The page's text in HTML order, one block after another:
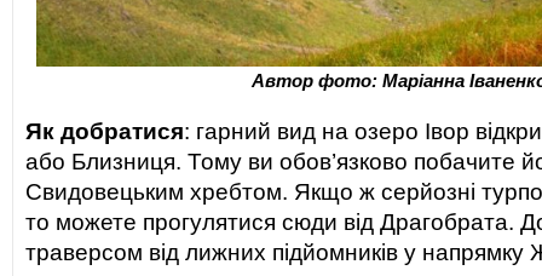
Автор фото: Маріанна
Як добратися: гарний вид на озеро Івор
або Близниця. Тому ви обов’язково побачите
Свидовецьким хребтом. Якщо ж серйозні
то можете прогулятися сюди від Драгобрата.
траверсом від лижних підйомників у напрямку